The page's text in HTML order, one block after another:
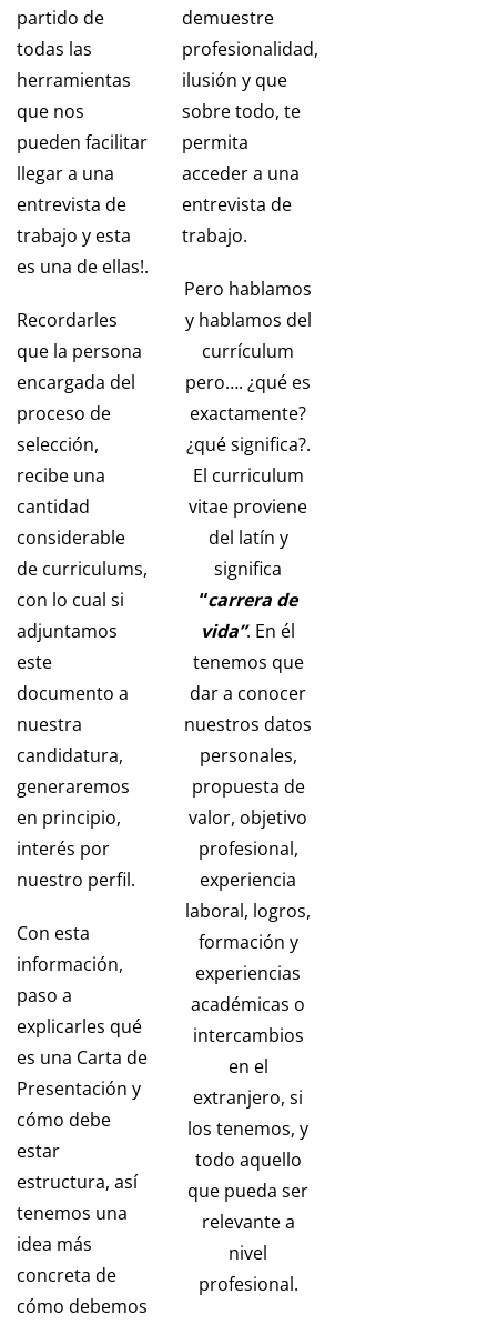
partido de
todas las
herramientas
que nos
pueden facilitar
llegar a una
entrevista de
trabajo y esta
es una de ellas!.
Recordarles
que la persona
encargada del
proceso de
selección,
recibe una
cantidad
considerable
de curriculums,
con lo cual si
adjuntamos
este
documento a
nuestra
candidatura,
generaremos
en principio,
interés por
nuestro perfil.
Con esta
información,
paso a
explicarles qué
es una Carta de
Presentación y
cómo debe
estar
estructura, así
tenemos una
idea más
concreta de
cómo debemos
demuestre
profesionalidad,
ilusión y que
sobre todo, te
permita
acceder a una
entrevista de
trabajo.
Pero hablamos
y hablamos del
currículum
pero…. ¿qué es
exactamente?
¿qué significa?.
El curriculum
vitae proviene
del latín y
significa
“carrera de
vida”. En él
tenemos que
dar a conocer
nuestros datos
personales,
propuesta de
valor, objetivo
profesional,
experiencia
laboral, logros,
formación y
experiencias
académicas o
intercambios
en el
extranjero, si
los tenemos, y
todo aquello
que pueda ser
relevante a
nivel
profesional.